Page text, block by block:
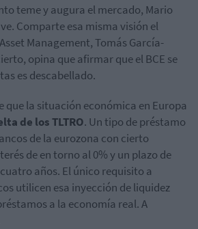
teme y augura el mercado, Mario
Comparte esa misma visión el
Management, Tomás García-
opina que afirmar que el BCE se
es descabellado.
que la situación económica en Europa
de los TLTRO. Un tipo de préstamo
de la eurozona con cierto
de en torno al 0% y un plazo de
años. El único requisito a
utilicen esa inyección de liquidez
a la economía real. A